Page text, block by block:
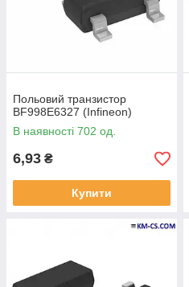
Польовий транзистор
BF998E6327 (Infineon)
В наявності 702 од.
6,93 ₴
Купити